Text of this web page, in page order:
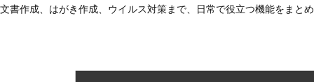
文書作成、はがき作成、ウイルス対策まで、日常で役立つ機能をまと